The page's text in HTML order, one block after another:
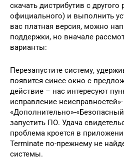
скачать дистрибутив с
официального) и выполнить
вас платная версия, можно
поддержки, но вначале
варианты:
Перезапустите систему,
появится синее окно с
действие – нас интересуют
исправление неисправностей»-
«Дополнительно»-
запустить ПО. Удача
проблема кроется в
Terminate по-прежнему не
системы.